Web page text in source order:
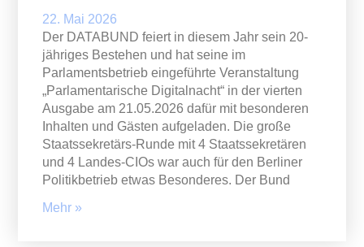
22. Mai 2026
Der DATABUND feiert in diesem Jahr sein 20-
jähriges Bestehen und hat seine im
Parlamentsbetrieb eingeführte Veranstaltung
„Parlamentarische Digitalnacht“ in der vierten
Ausgabe am 21.05.2026 dafür mit besonderen
Inhalten und Gästen aufgeladen. Die große
Staatssekretärs-Runde mit 4 Staatssekretären
und 4 Landes-CIOs war auch für den Berliner
Politikbetrieb etwas Besonderes. Der Bund
Mehr »